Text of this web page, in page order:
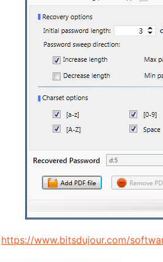
https://www.bitsdujour.com/